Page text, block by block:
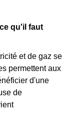
qu'il faut
et de gaz se
permettent aux
d'une
de